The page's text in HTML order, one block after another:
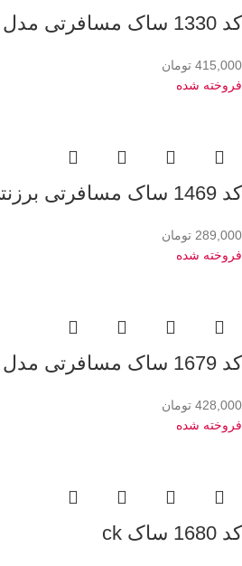
کد 1330 ساک مسافرتی مدل لویی ویتون
415,000 تومان
فروخته شده
کد 1469 ساک مسافرتی برزنتی فیلا
289,000 تومان
فروخته شده
کد 1679 ساک مسافرتی مدل پرادا
428,000 تومان
فروخته شده
کد 1680 ساک ck